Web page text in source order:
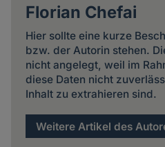
Florian Chefai
Hier sollte eine kurze
bzw. der Autorin stehen.
nicht angelegt, weil im
diese Daten nicht
Inhalt zu extrahieren sind.
Weitere Artikel des